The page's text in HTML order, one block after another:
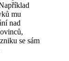
mu
nad
se sám